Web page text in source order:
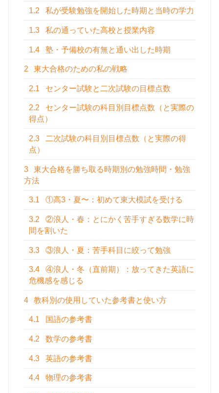
1.2 私が受験勉強を開始した時期と当時の学力
1.3 私の通っていた高校と授業内容
1.4 塾・予備校の有無と通い出した時期
2 東大合格のための私の戦略
2.1 センター試験と二次試験の目標点数
2.2
センター試験の科目別目標点数（と実際の
得点）
2.3
二次試験の科目別目標点数（と実際の得
点）
3
東大合格を勝ち取る時期別の勉強時間・勉強
方法
3.1 ①高3・夏〜：初めて東大模試を受ける
3.2
②浪人・春：とにかく苦手すぎる数学に時
間を割いた
3.3 ③浪人・夏：苦手科目に絞って勉強
3.4
④浪人・冬（直前期）：放ってきた英語に
危機感を感じる
4 教科別の使用していた参考書と使い方
4.1 国語の参考書
4.2 数学の参考書
4.3 英語の参考書
4.4 物理の参考書